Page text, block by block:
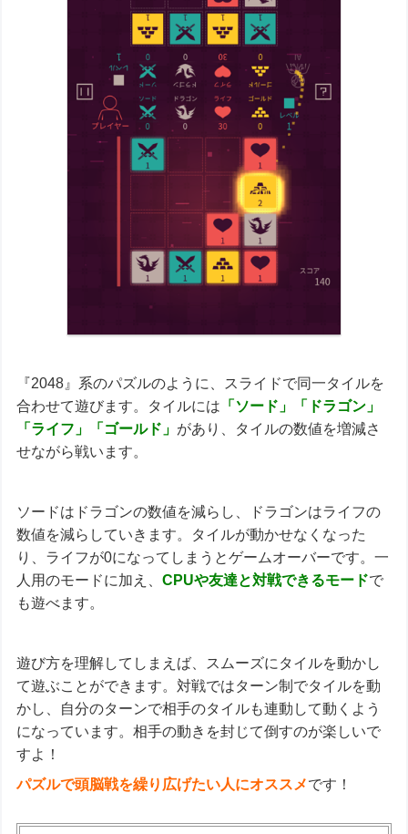
『2048』系のパズルのように、スライドで同一タイルを
合わせて遊びます。タイルには 「ソード」「ドラゴン」
「ライフ」「ゴールド」 があり、タイルの数値を増減さ
せながら戦います。
ソードはドラゴンの数値を減らし、ドラゴンはライフの
数値を減らしていきます。タイルが動かせなくなった
り、ライフが0になってしまうとゲームオーバーです。一
人用のモードに加え、CPUや友達と対戦できるモードで
も遊べます。
遊び方を理解してしまえば、スムーズにタイルを動かし
て遊ぶことができます。対戦ではターン制でタイルを動
かし、自分のターンで相手のタイルも連動して動くよう
になっています。相手の動きを封じて倒すのが楽しいで
すよ！
パズルで頭脳戦を繰り広げたい人にオススメです！